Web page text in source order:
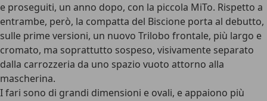
e proseguiti, un anno dopo, con la piccola MiTo. Rispetto a
entrambe, però, la compatta del Biscione porta al debutto,
sulle prime versioni, un nuovo Trilobo frontale, più largo e
cromato, ma soprattutto sospeso, visivamente separato
dalla carrozzeria da uno spazio vuoto attorno alla
mascherina.
I fari sono di grandi dimensioni e ovali, e appaiono più